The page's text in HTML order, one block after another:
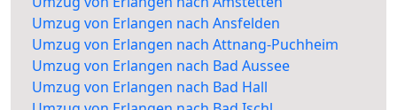
Umzug von Erlangen nach Ansfelden
Umzug von Erlangen nach Attnang-Puchheim
Umzug von Erlangen nach Bad Aussee
Umzug von Erlangen nach Bad Hall